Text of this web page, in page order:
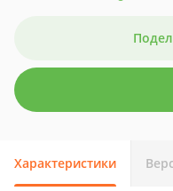
Характеристики